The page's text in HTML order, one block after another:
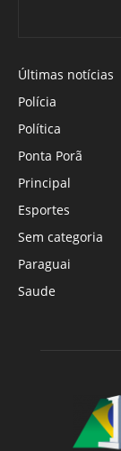
Últimas notícias
Polícia
Política
Ponta Porã
Principal
Esportes
Sem categoria
Paraguai
Saude